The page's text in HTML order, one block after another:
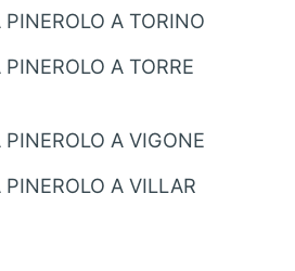
A TORINO
A TORRE
A VIGONE
A VILLAR